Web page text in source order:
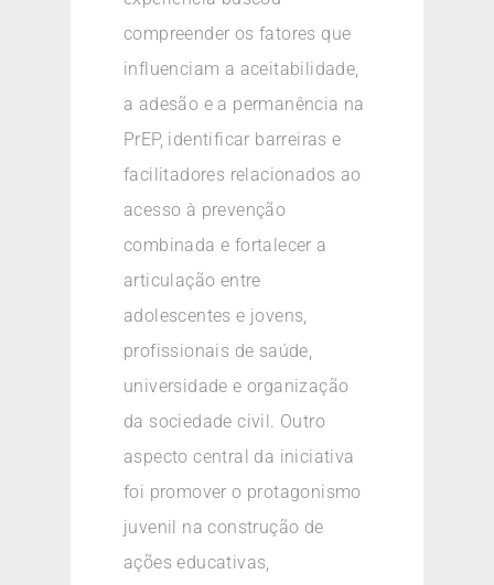
compreender os fatores que
influenciam a aceitabilidade,
a adesão e a permanência na
PrEP, identificar barreiras e
facilitadores relacionados ao
acesso à prevenção
combinada e fortalecer a
articulação entre
adolescentes e jovens,
profissionais de saúde,
universidade e organização
da sociedade civil. Outro
aspecto central da iniciativa
foi promover o protagonismo
juvenil na construção de
ações educativas,